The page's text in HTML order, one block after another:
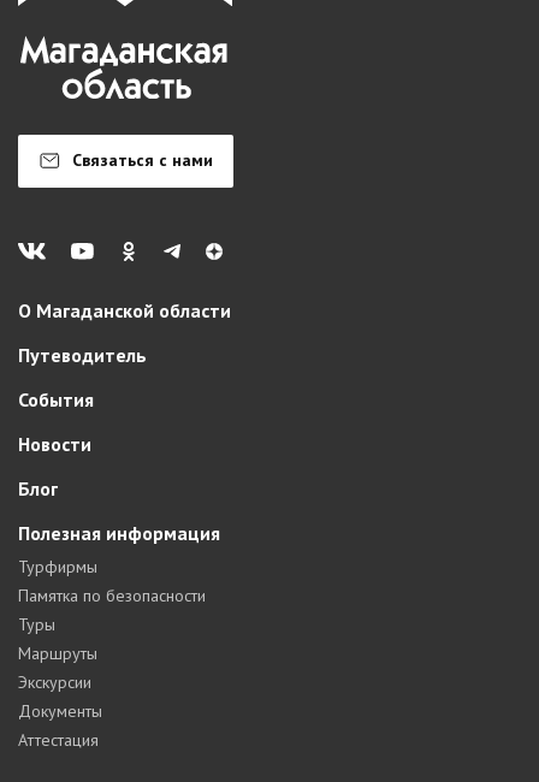
Связаться с нами
О Магаданской области
Путеводитель
События
Новости
Блог
Полезная информация
Турфирмы
Памятка по безопасности
Туры
Маршруты
Экскурсии
Документы
Аттестация